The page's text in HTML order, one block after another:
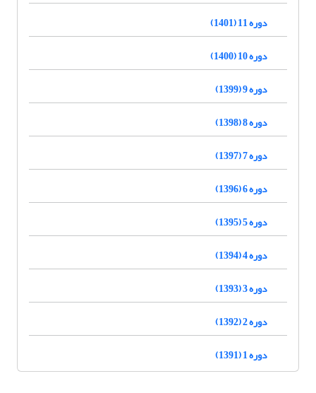
دوره 11 (1401)
دوره 10 (1400)
دوره 9 (1399)
دوره 8 (1398)
دوره 7 (1397)
دوره 6 (1396)
دوره 5 (1395)
دوره 4 (1394)
دوره 3 (1393)
دوره 2 (1392)
دوره 1 (1391)